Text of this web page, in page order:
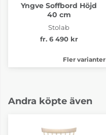
Yngve Soffbord Höjd
40 cm
Stolab
fr. 6 490 kr
Fler varianter
Andra köpte även